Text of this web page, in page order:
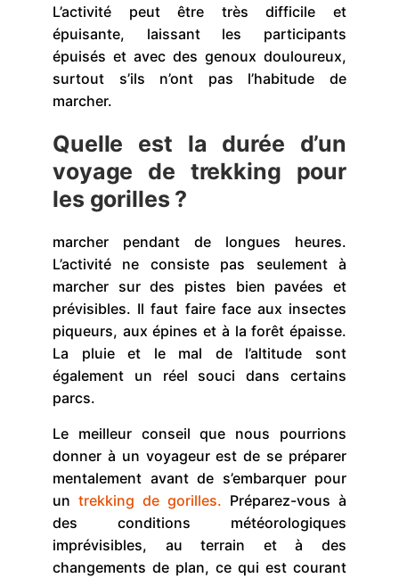
L’activité peut être très difficile et
épuisante, laissant les participants
épuisés et avec des genoux douloureux,
surtout s’ils n’ont pas l’habitude de
marcher.
Quelle est la durée d’un
voyage de trekking pour
les gorilles ?
marcher pendant de longues heures.
L’activité ne consiste pas seulement à
marcher sur des pistes bien pavées et
prévisibles. Il faut faire face aux insectes
piqueurs, aux épines et à la forêt épaisse.
La pluie et le mal de l’altitude sont
également un réel souci dans certains
parcs.
Le meilleur conseil que nous pourrions
donner à un voyageur est de se préparer
mentalement avant de s’embarquer pour
un trekking de gorilles. Préparez-vous à
des conditions météorologiques
imprévisibles, au terrain et à des
changements de plan, ce qui est courant